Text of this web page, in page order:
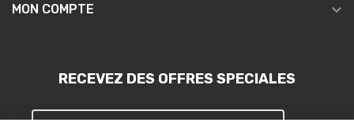
MON COMPTE 
RECEVEZ DES OFFRES SPECIALES